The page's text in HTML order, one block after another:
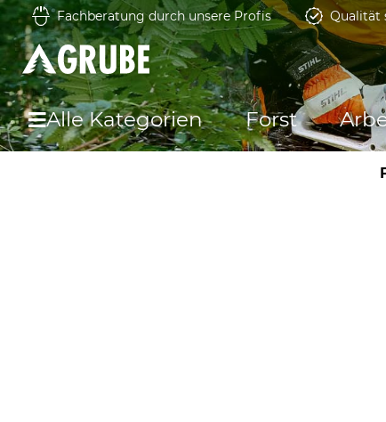
Fachberatung durch unsere Profis Qualität
Alle Kategorien Forst